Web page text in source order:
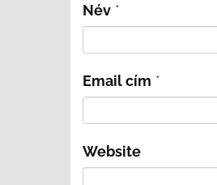
Név *
Email cím *
Website